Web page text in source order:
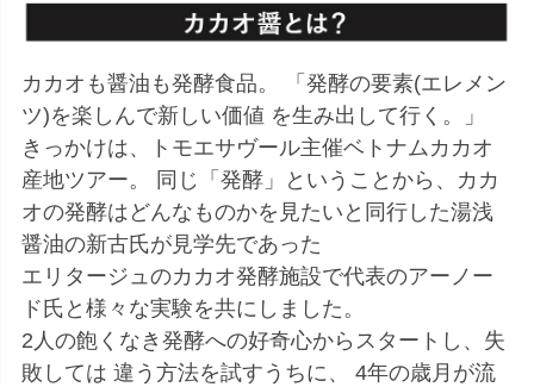
カカオも醤油も発酵食品。 「発酵の要素(エレメン
ツ)を楽しんで新しい価値 を生み出して行く。」
きっかけは、トモエサヴール主催ベトナムカカオ
産地ツアー。 同じ「発酵」ということから、カカ
オの発酵はどんなものかを見たいと同行した湯浅
醤油の新古氏が見学先であった
エリタージュのカカオ発酵施設で代表のアーノー
ド氏と様々な実験を共にしました。
2人の飽くなき発酵への好奇心からスタートし、失
敗しては 違う方法を試すうちに、 4年の歳月が流